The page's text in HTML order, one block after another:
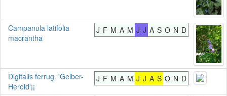
Campanula latifolia
macrantha
J F M A M J J A S O N D
Digitalis ferrug. 'Gelber-
Herold'¡¡
J F M A M J J A S O N D